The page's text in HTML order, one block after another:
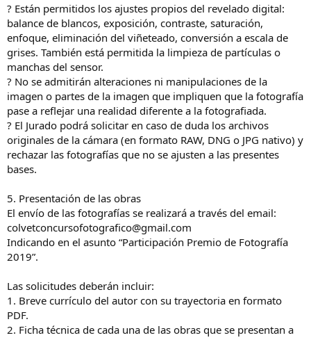
? Están permitidos los ajustes propios del revelado digital:
balance de blancos, exposición, contraste, saturación,
enfoque, eliminación del viñeteado, conversión a escala de
grises. También está permitida la limpieza de partículas o
manchas del sensor.
? No se admitirán alteraciones ni manipulaciones de la
imagen o partes de la imagen que impliquen que la fotografía
pase a reflejar una realidad diferente a la fotografiada.
? El Jurado podrá solicitar en caso de duda los archivos
originales de la cámara (en formato RAW, DNG o JPG nativo) y
rechazar las fotografías que no se ajusten a las presentes
bases.
5. Presentación de las obras
El envío de las fotografías se realizará a través del email:
colvetconcursofotografico@gmail.com
Indicando en el asunto “Participación Premio de Fotografía
2019”.
Las solicitudes deberán incluir:
1. Breve currículo del autor con su trayectoria en formato
PDF.
2. Ficha técnica de cada una de las obras que se presentan a